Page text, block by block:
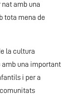
amb una
tota mena de
la cultura
amb una important
i per a